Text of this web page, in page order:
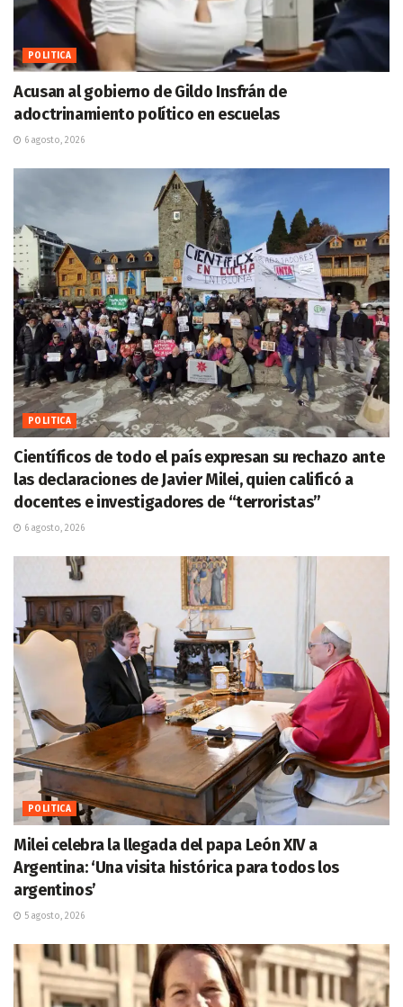
POLITICA
Acusan al gobierno de Gildo Insfrán de
adoctrinamiento político en escuelas
6 agosto, 2026
POLITICA
Científicos de todo el país expresan su rechazo ante
las declaraciones de Javier Milei, quien calificó a
docentes e investigadores de “terroristas”
6 agosto, 2026
POLITICA
Milei celebra la llegada del papa León XIV a
Argentina: ‘Una visita histórica para todos los
argentinos’
5 agosto, 2026